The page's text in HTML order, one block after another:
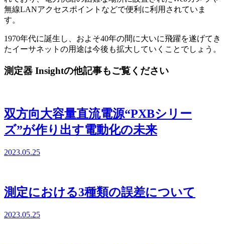
無線LANアクセスポイントなどで便利に利用されていま
す。
1970年代に誕生し、およそ40年の間に大いに飛躍を遂げてき
たイーサネットの用途は今後も拡大していくことでしょう。
測定器 Insightの他記事もご覧ください
双方向大容量直流電源“PXBシリー
ズ”が作り出す電動化の未来
2023.05.25
測定における3種類の誤差について
2023.05.25